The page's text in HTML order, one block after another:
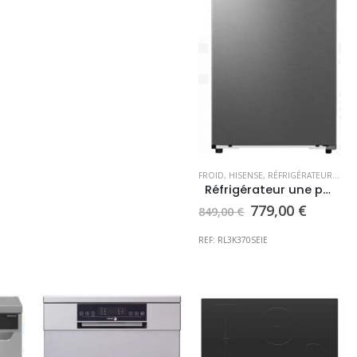
FROID, HISENSE, RÉFRIGÉRATEUR 1 PORTE
Réfrigérateur une porte TOUT UTILE Hisense look inox
849,00€ Le
initial
779,00 €Le
REF: RL3K370SEIE